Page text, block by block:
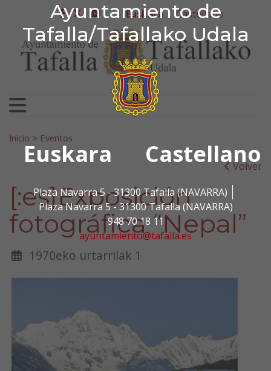
Ayuntamiento de
Tafalla/Tafallako Udala
Euskara Castellano
Plaza Navarra 5 - 31300 Tafalla (NAVARRA)
Plaza Navarra 5 - 31300 Tafalla (NAVARRA)
948 70 18 11
ayuntamiento@tafalla.es
Ir al contenido
Ayuntamiento de
facebook
twitter
youtube
Euskara Castellano
Bilatu:
Inicio > Eventos
Volver
[:es]Exposición
fotográfica “Nepal”
1970eko urtarrilak 1